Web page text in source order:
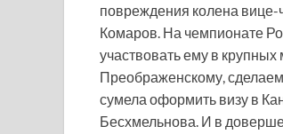
повреждения колена
Комаров. На чемпионате
участвовать ему в
Преображенскому, сделаем
сумела оформить визу в
Бесхмельнова. И в